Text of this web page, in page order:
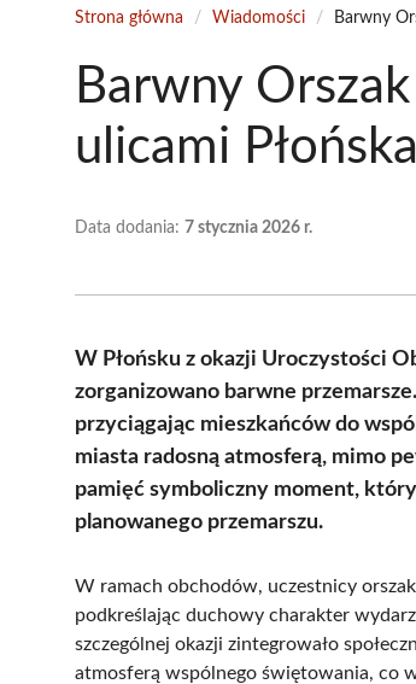
Strona główna / Wiadomości / Barwny
Barwny
ulicami Płońska
Data dodania: 7 stycznia 2026 r.
W Płońsku z okazji Uroczystości
zorganizowano barwne
przyciągając mieszkańców do
miasta radosną atmosferą, mimo
pamięć symboliczny moment,
planowanego przemarszu.
W ramach obchodów, uczestnicy
podkreślając duchowy charakter
szczególnej okazji zintegrowało
atmosferą wspólnego świętowania, co